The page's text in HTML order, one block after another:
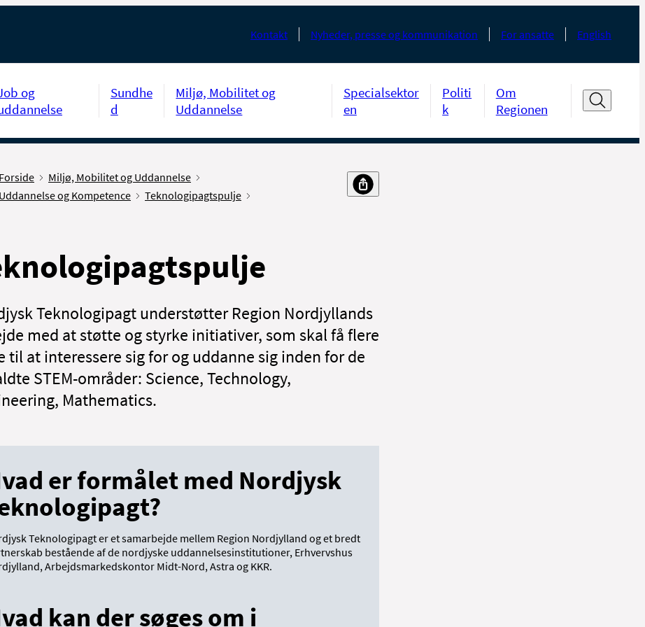
Kontakt Nyheder, presse og kommunikation For ansatte English
og
Sundhe
d
Miljø, Mobilitet og
Uddannelse
Specialsektor
en
Politi
k
Om
Regionen
Forside
Miljø, Mobilitet og Uddannelse
Uddannelse og Kompetence
Teknologipagtspulje
Teknologipagt understøtter Region Nordjyllands
med at støtte og styrke initiativer, som skal få flere
til at interessere sig for og uddanne sig inden for de
STEM-områder: Science, Technology,
Mathematics.
er formålet med Nordjysk
Teknologipagt er et samarbejde mellem Region Nordjylland og et bredt
bestående af de nordjyske uddannelsesinstitutioner, Erhvervshus
Arbejdsmarkedskontor Midt-Nord, Astra og KKR.
kan der søges om i